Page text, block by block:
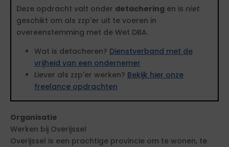
Deze opdracht valt onder detachering en is niet
geschikt om als zzp'er uit te voeren in
overeenstemming met de Wet DBA.
Wat is detacheren? Dienstverband met de
vrijheid van een ondernemer
Liever als zzp'er werken? Bekijk hier onze
freelance opdrachten
Organisatie
Werken bij Overijssel
Overijssel is een prachtige provincie om te wonen, te